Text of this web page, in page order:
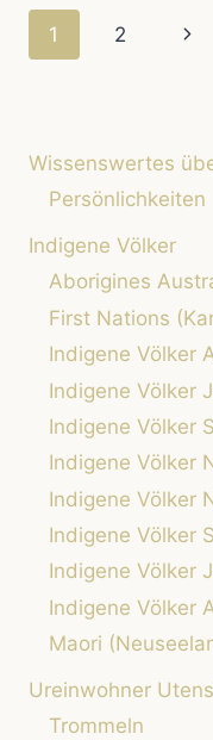
IHRE
1 2
Wissenswertes
Persönlichkeiten
Indigene Völker
Aborigines
First Nations
Indigene Völker
Indigene Völker
Indigene Völker
Indigene Völker
Indigene Völker
Indigene Völker
Indigene Völker
Indigene Völker
Maori
Ureinwohner
Trommeln